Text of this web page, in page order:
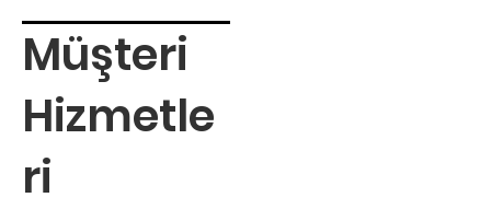
Müşteri
Hizmetle
ri